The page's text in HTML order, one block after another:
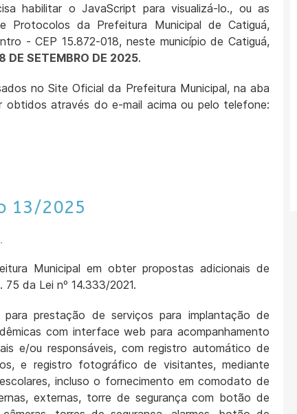
habilitar o JavaScript para visualizá-lo., ou as
da Prefeitura Municipal de Catiguá,
- CEP 15.872-018, neste município de Catiguá,
SETEMBRO DE 2025.
no Site Oficial da Prefeitura Municipal, na aba
obtidos através do e-mail acima ou pelo telefone:
13/2025
Municipal em obter propostas adicionais de
da Lei nº 14.333/2021.
prestação de serviços para implantação de
com interface web para acompanhamento
e/ou responsáveis, com registro automático de
e registro fotográfico de visitantes, mediante
incluso o fornecimento em comodato de
externas, torre de segurança com botão de